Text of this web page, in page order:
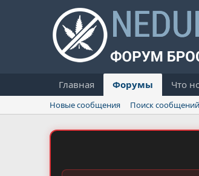
Главная Форумы Что
Новые сообщения Поиск сообщений